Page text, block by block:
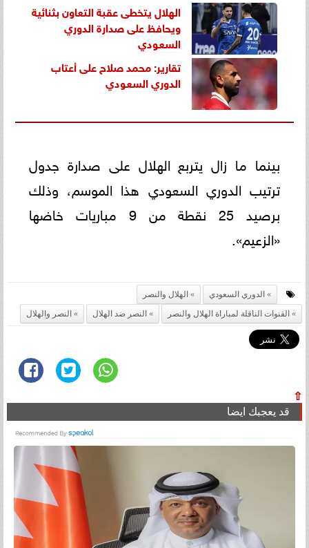
الهلال يتخطى عقبة التعاون بثنائية
ويحافظ على صدارة الدوري
السعودي
تقارير: محمد صلاح على أعتاب
الدوري السعودي
بينما ما زال يتربع الهلال على صدارة جدول
ترتيب الدوري السعودي هذا الموسم، وذلك
برصيد 25 نقطة من 9 مباريات خاضها
«الزعيم».
الدوري السعودي
الهلال والنصر
القنوات الناقلة لمباراة الهلال والنصر
النصر ضد الهلال النصر والهلال
⇧
قد يعجبك ايضا